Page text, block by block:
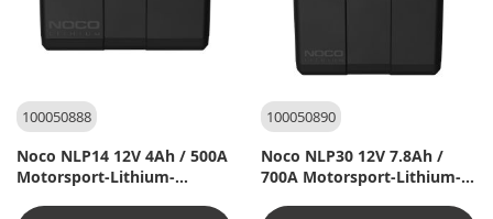
100050888
Noco NLP14 12V 4Ah / 500A
Motorsport-Lithium-
100050890
Noco NLP30 12V 7.8Ah /
700A Motorsport-Lithium-